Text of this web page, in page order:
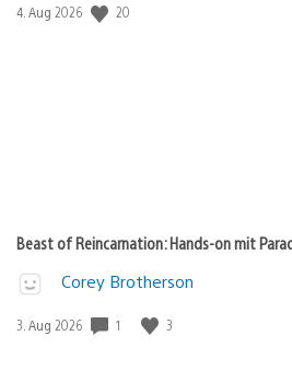
Veröffentlichungsdatum:
4. Aug 2026 20
Beast of Reincarnation: Hands-on mit
Corey Brotherson
Veröffentlichungsdatum:
3. Aug 2026 1 3